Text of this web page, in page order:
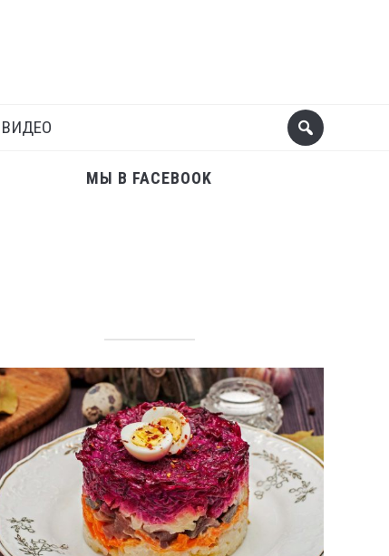
ВИДЕО
МЫ В FACEBOOK